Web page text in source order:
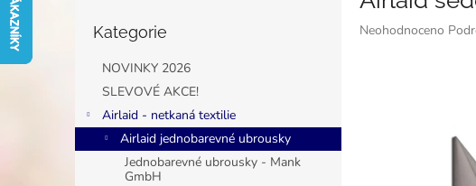
kategorie
Kategorie
NOVINKY 2026
SLEVOVÉ AKCE!
Airlaid - netkaná textilie
Airlaid jednobarevné ubrousky
Jednobarevné ubrousky - Mank
GmbH
Průměrné
Neohodnoceno